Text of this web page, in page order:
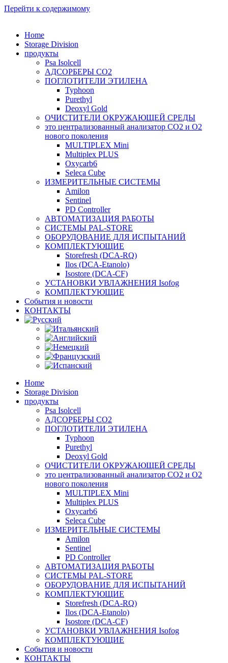
Перейти к содержимому
Home
Storage Division
продукты
Psa Isolcell
АДСОРБЕРЫ CO2
ПОГЛОТИТЕЛИ ЭТИЛЕНА
Typhoon
Purethyl
Deoxyl Gold
ОЧИСТИТЕЛИ ОКРУЖАЮЩЕЙ СРЕДЫ
это централизованный анализатор CO2 и O2
нового поколения
MULTIPLEX Mini
Multiplex PLUS
Oxycarb6
Seleca Cube
ИЗМЕРИТЕЛЬНЫЕ СИСТЕМЫ
Amilon
Sentinel
PD Controller
АВТОМАТИЗАЦИЯ РАБОТЫ
СИСТЕМЫ PAL-STORE
ОБОРУДОВАНИЕ ДЛЯ ИСПЫТАНИЙ
КОМПЛЕКТУЮЩИЕ
Storefresh (DCA-RQ)
Ilos (DCA-Etanolo)
Isostore (DCA-CF)
УСТАНОВКИ УВЛАЖНЕНИЯ Isofog
КОМПЛЕКТУЮЩИЕ
События и новости
КОНТАКТЫ
Home
Storage Division
продукты
Psa Isolcell
АДСОРБЕРЫ CO2
ПОГЛОТИТЕЛИ ЭТИЛЕНА
Typhoon
Purethyl
Deoxyl Gold
ОЧИСТИТЕЛИ ОКРУЖАЮЩЕЙ СРЕДЫ
это централизованный анализатор CO2 и O2
нового поколения
MULTIPLEX Mini
Multiplex PLUS
Oxycarb6
Seleca Cube
ИЗМЕРИТЕЛЬНЫЕ СИСТЕМЫ
Amilon
Sentinel
PD Controller
АВТОМАТИЗАЦИЯ РАБОТЫ
СИСТЕМЫ PAL-STORE
ОБОРУДОВАНИЕ ДЛЯ ИСПЫТАНИЙ
КОМПЛЕКТУЮЩИЕ
Storefresh (DCA-RQ)
Ilos (DCA-Etanolo)
Isostore (DCA-CF)
УСТАНОВКИ УВЛАЖНЕНИЯ Isofog
КОМПЛЕКТУЮЩИЕ
События и новости
КОНТАКТЫ